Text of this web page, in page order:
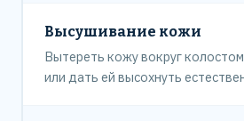
Высушивание кожи
Вытереть кожу вокруг
или дать ей высохнуть